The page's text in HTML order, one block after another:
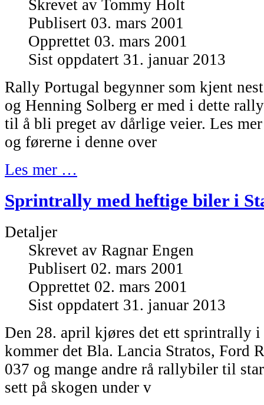
Skrevet av Tommy Holt
Publisert 03. mars 2001
Opprettet 03. mars 2001
Sist oppdatert 31. januar 2013
Rally Portugal begynner som kjent
og Henning Solberg er med i dette
til å bli preget av dårlige veier. Les
og førerne i denne over
Les mer …
Sprintrally med heftige biler i
Detaljer
Skrevet av Ragnar Engen
Publisert 02. mars 2001
Opprettet 02. mars 2001
Sist oppdatert 31. januar 2013
Den 28. april kjøres det ett sprintrally i
kommer det Bla. Lancia Stratos, Ford
037 og mange andre rå rallybiler til
sett på skogen under v